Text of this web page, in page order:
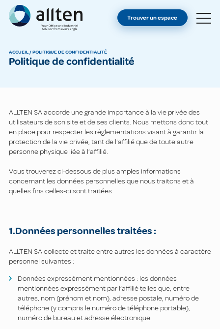
Allten
TROUVER UN ESPACE
CONTACT
Trouver un espace
ACCUEIL/POLITIQUE DE CONFIDENTIALITÉ
Politique de confidentialité
ALLTEN SA accorde une grande importance à la vie privée des
utilisateurs de son site et de ses clients. Nous mettons donc tout
en place pour respecter les réglementations visant à garantir la
protection de la vie privée, tant de l’affilié que de toute autre
personne physique liée à l’affilié.
Vous trouverez ci-dessous de plus amples informations
concernant les données personnelles que nous traitons et à
quelles fins celles-ci sont traitées.
1.Données personnelles traitées :
ALLTEN SA collecte et traite entre autres les données à caractère
personnel suivantes :
Données expressément mentionnées : les données
mentionnées expressément par l’affilié telles que, entre
autres, nom (prénom et nom), adresse postale, numéro de
téléphone (y compris le numéro de téléphone portable),
numéro de bureau et adresse électronique.